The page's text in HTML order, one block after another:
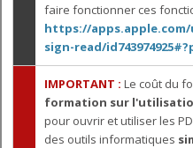
faire fonctionner ces
https://
sign-read/
IMPORTANT : Le coût du
formation sur
pour ouvrir et utiliser les
des outils informatiques